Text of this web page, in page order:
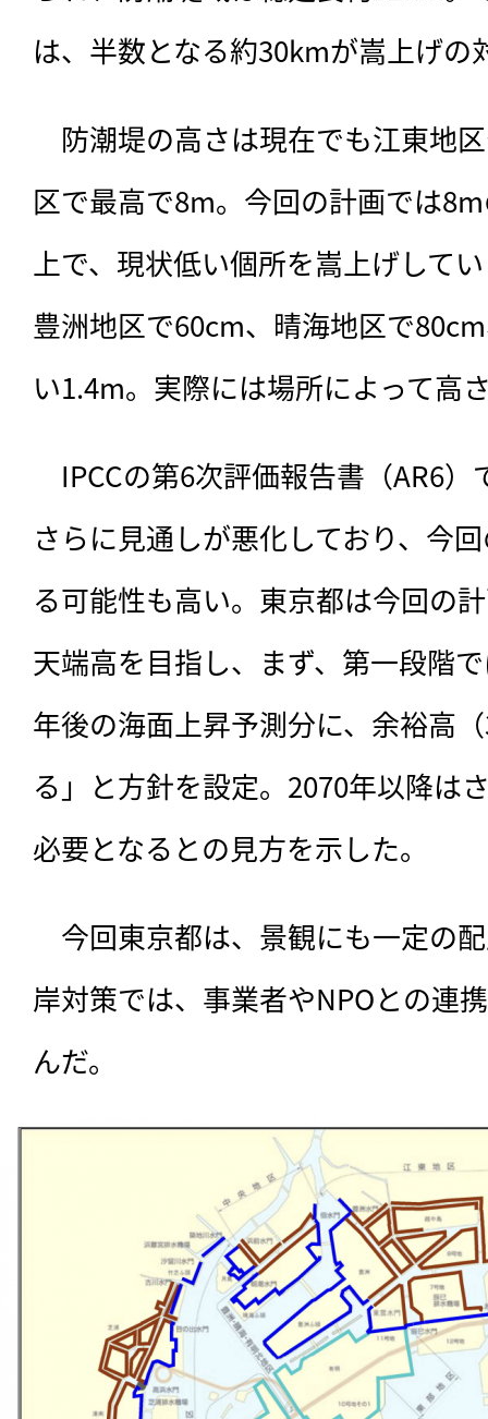
は、半数となる約30kmが嵩上げの
防潮堤の高さは現在でも江東地
区で最高で8m。今回の計画では
上で、現状低い個所を嵩上げして
豊洲地区で60cm、晴海地区で
い1.4m。実際には場所によって高
IPCCの第6次評価報告書（AR6）
さらに見通しが悪化しており、今
る可能性も高い。東京都は今回の
天端高を目指し、まず、第一段階
年後の海面上昇予測分に、余裕高
る」と方針を設定。2070年以降は
必要となるとの見方を示した。
今回東京都は、景観にも一定の
岸対策では、事業者やNPOとの連
んだ。